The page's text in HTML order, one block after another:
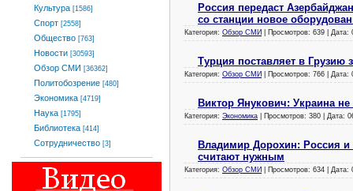
Культура [1586]
Спорт [2558]
Общество [763]
Новости [30593]
Обзор СМИ [36362]
Политобозрение [480]
Экономика [4719]
Наука [1795]
Библиотека [414]
Сотрудничество [3]
Россия передаст
со станции новое
Категория: Обзор СМИ | Просмотров: 639 | Дата:
Турция поставляет в Грузию
Категория: Обзор СМИ | Просмотров: 766 | Дата:
Виктор Янукович: Украина
Категория: Экономика | Просмотров: 380 | Дата:
Владимир Дорохин: Россия
считают нужным
Категория: Обзор СМИ | Просмотров: 634 | Дата: